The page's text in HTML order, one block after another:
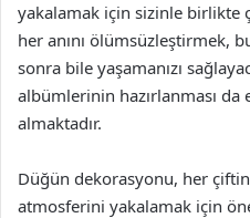
yakalamak için sizinle birlikte
her anını ölümsüzleştirmek,
sonra bile yaşamanızı
albümlerinin hazırlanması da
almaktadır.
Düğün dekorasyonu, her
atmosferini yakalamak için